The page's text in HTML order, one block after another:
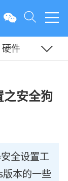
硬件
安全狗
全设置工
本的一些